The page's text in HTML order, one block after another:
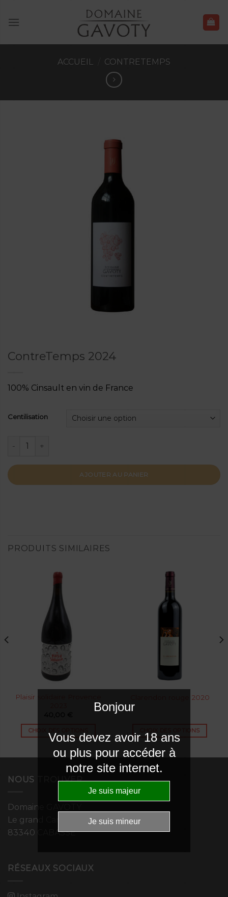
ACCUEIL CONTRETEMPS
ContreTemps 2024
100% Cinsault en vin de France
Centilisation
quantité de ContreTemps 2024
AJOUTER AU PANIER
PRODUITS SIMILAIRES
Plaisir solidaire Provence
CHOIX DES OPTIONS
Clarendon rouge 2020
CHOIX DES OPTIONS
NOUS TROUVER
Domaine GAVOTY
Le grand Campdumy
83340 CABASSE
RÉSEAUX SOCIAUX
Bonjour
Vous devez avoir 18 ans
ou plus pour accéder à
notre site internet.